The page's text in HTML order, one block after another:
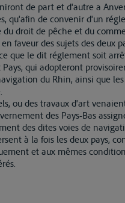
de part et d'autre a
qu'afin de convenir d'un
droit de pêche et du
faveur des sujets des deux
que le dit réglement soit
qui adopteront
du Rhin, ainsi que
ou des travaux d'art
des Pays-Bas
des dites voies de
à la fois les deux pays,
et aux mêmes